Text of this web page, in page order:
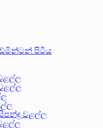
පිටිය
වළල්ල